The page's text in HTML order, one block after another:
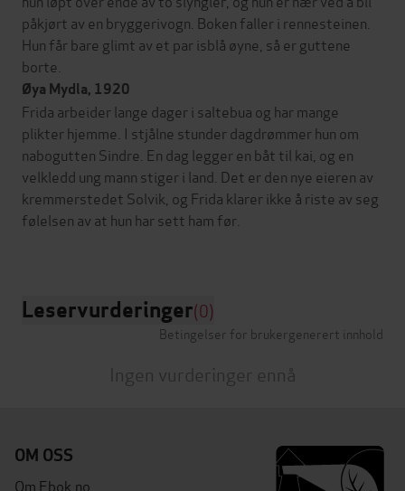
påkjørt av en bryggerivogn. Boken faller i rennesteinen.
Hun får bare glimt av et par isblå øyne, så er guttene
borte.
Øya Mydla, 1920
Frida arbeider lange dager i saltebua og har mange
plikter hjemme. I stjålne stunder dagdrømmer hun om
nabogutten Sindre. En dag legger en båt til kai, og en
velkledd ung mann stiger i land. Det er den nye eieren av
kremmerstedet Solvik, og Frida klarer ikke å riste av seg
følelsen av at hun har sett ham før.
Leservurderinger(0)
Betingelser for brukergenerert innhold
Ingen vurderinger ennå
OM OSS
Om Ebok.no